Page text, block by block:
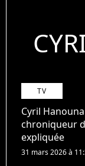
TV
Cyril
chroniqueur
expliquée
31 mars 2026 à